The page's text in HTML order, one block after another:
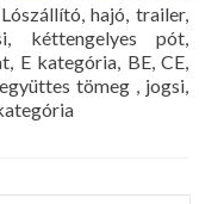
hajó, trailer,
kéttengelyes pót,
E kategória, BE, CE,
tömeg , jogsi,